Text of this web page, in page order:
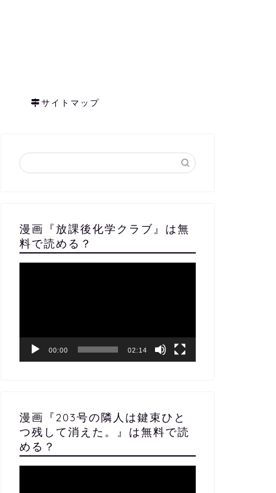
サイトマップ
漫画『放課後化学クラブ』は無
料で読める？
00:00 02:14
漫画『203号の隣人は鍵束ひと
つ残して消えた。』は無料で読
める？